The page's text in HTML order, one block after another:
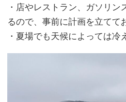
・店やレストラン、ガソリン
るので、事前に計画を立てて
・夏場でも天候によっては冷